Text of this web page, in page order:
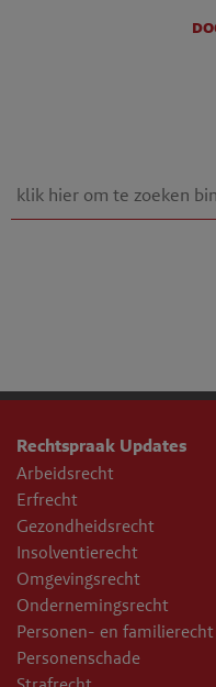
Rechtspraak Updates
Arbeidsrecht
Erfrecht
Gezondheidsrecht
Insolventierecht
Omgevingsrecht
Ondernemingsrecht
Personen- en familierecht
Personenschade